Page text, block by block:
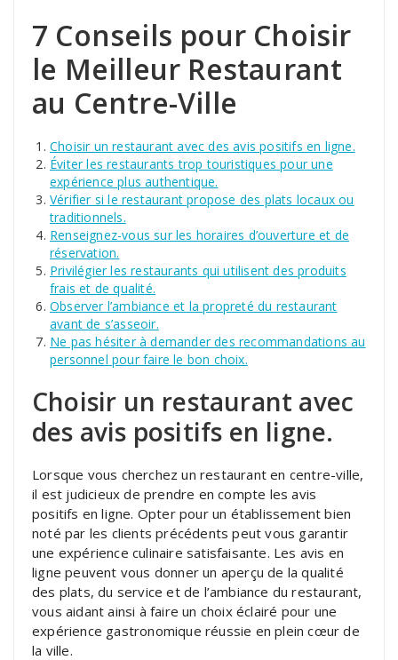
7 Conseils pour Choisir
le Meilleur Restaurant
au Centre-Ville
Choisir un restaurant avec des avis positifs en ligne.
Éviter les restaurants trop touristiques pour une
expérience plus authentique.
Vérifier si le restaurant propose des plats locaux ou
traditionnels.
Renseignez-vous sur les horaires d’ouverture et de
réservation.
Privilégier les restaurants qui utilisent des produits
frais et de qualité.
Observer l’ambiance et la propreté du restaurant
avant de s’asseoir.
Ne pas hésiter à demander des recommandations au
personnel pour faire le bon choix.
Choisir un restaurant avec
des avis positifs en ligne.
Lorsque vous cherchez un restaurant en centre-ville,
il est judicieux de prendre en compte les avis
positifs en ligne. Opter pour un établissement bien
noté par les clients précédents peut vous garantir
une expérience culinaire satisfaisante. Les avis en
ligne peuvent vous donner un aperçu de la qualité
des plats, du service et de l’ambiance du restaurant,
vous aidant ainsi à faire un choix éclairé pour une
expérience gastronomique réussie en plein cœur de
la ville.